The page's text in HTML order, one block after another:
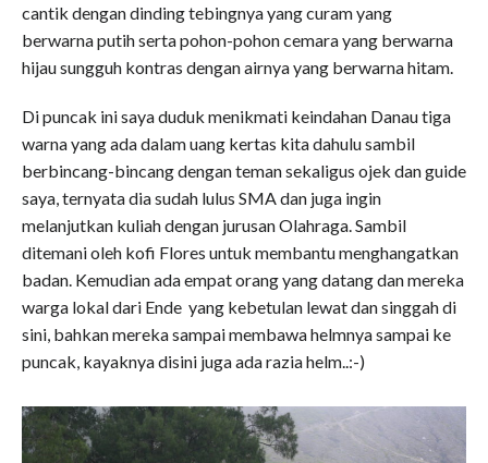
cantik dengan dinding tebingnya yang curam yang
berwarna putih serta pohon-pohon cemara yang berwarna
hijau sungguh kontras dengan airnya yang berwarna hitam.
Di puncak ini saya duduk menikmati keindahan Danau tiga
warna yang ada dalam uang kertas kita dahulu sambil
berbincang-bincang dengan teman sekaligus ojek dan guide
saya, ternyata dia sudah lulus SMA dan juga ingin
melanjutkan kuliah dengan jurusan Olahraga. Sambil
ditemani oleh kofi Flores untuk membantu menghangatkan
badan. Kemudian ada empat orang yang datang dan mereka
warga lokal dari Ende yang kebetulan lewat dan singgah di
sini, bahkan mereka sampai membawa helmnya sampai ke
puncak, kayaknya disini juga ada razia helm..:-)